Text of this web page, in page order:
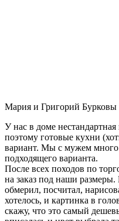
Мария и Григорий Бурковы
У нас в доме
поэтому готовые кухни
вариант. Мы с мужем
подходящего варианта.
После всех походов по
на заказ под наши
обмерил, посчитал,
хотелось, и картинка в
скажу, что это самый